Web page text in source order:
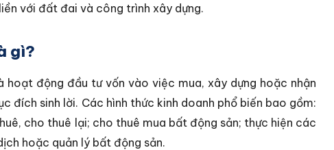
với đất đai và công trình xây dựng.
gì?
hoạt động đầu tư vốn vào việc mua, xây dựng hoặc nhận
đích sinh lời. Các hình thức kinh doanh phổ biến bao gồm:
cho thuê lại; cho thuê mua bất động sản; thực hiện các
hoặc quản lý bất động sản.